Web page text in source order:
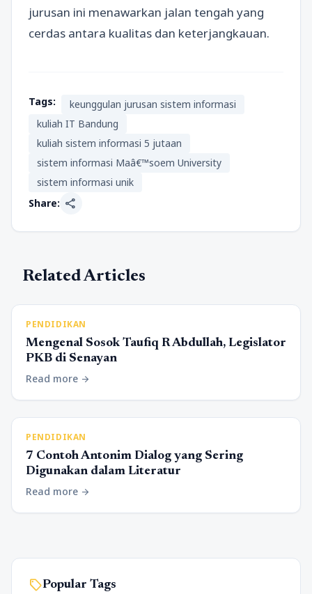
jurusan ini menawarkan jalan tengah yang
cerdas antara kualitas dan keterjangkauan.
Tags:
keunggulan jurusan sistem informasi
kuliah IT Bandung
kuliah sistem informasi 5 jutaan
sistem informasi Maâ€™soem University
sistem informasi unik
Share: share
Related Articles
PENDIDIKAN
Mengenal Sosok Taufiq R Abdullah, Legislator
PKB di Senayan
Read more arrow_forward
PENDIDIKAN
7 Contoh Antonim Dialog yang Sering
Digunakan dalam Literatur
Read more arrow_forward
sellPopular Tags